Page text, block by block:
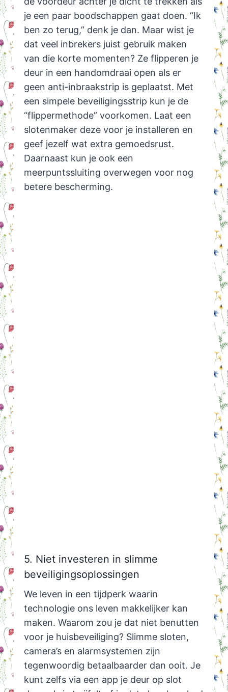
je een paar boodschappen gaat doen. “Ik
ben zo terug,” denk je dan. Maar wist je
dat veel inbrekers juist gebruik maken
van die korte momenten? Ze flipperen je
deur in een handomdraai open als er
geen anti-inbraakstrip is geplaatst. Met
een simpele beveiligingsstrip kun je de
“flippermethode” voorkomen. Laat een
slotenmaker deze voor je installeren en
geef jezelf wat extra gemoedsrust.
Daarnaast kun je ook een
meerpuntssluiting overwegen voor nog
betere bescherming.
5. Niet investeren in slimme
beveiligingsoplossingen
We leven in een tijdperk waarin
technologie ons leven makkelijker kan
maken. Waarom zou je dat niet benutten
voor je huisbeveiliging? Slimme sloten,
camera’s en alarmsystemen zijn
tegenwoordig betaalbaarder dan ooit. Je
kunt zelfs via een app je deur op slot